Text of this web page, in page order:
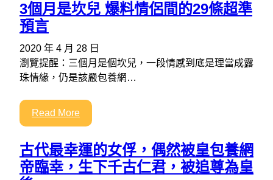
3個月是坎兒 爆料情侶間的29條超準
預言
2020 年 4 月 28 日
瀏覽提醒：三個月是個坎兒，一段情感到底是理當成露
珠情緣，仍是該嚴包養網…
Read More
古代最幸運的女俘，偶然被皇包養網
帝臨幸，生下千古仁君，被追尊為皇